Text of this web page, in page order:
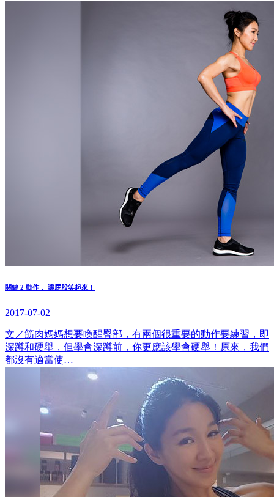
關鍵 2 動作， 讓屁股笑起來！
2017-07-02
文／筋肉媽媽想要喚醒臀部，有兩個很重要的動作要練習，即
深蹲和硬舉，但學會深蹲前，你更應該學會硬舉！原來，我們
都沒有適當使…